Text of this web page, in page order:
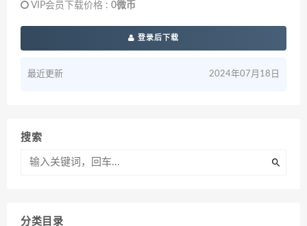
VIP会员下载价格 : 0微币
登录后下载
最近更新 2024年07月18日
搜索
分类目录